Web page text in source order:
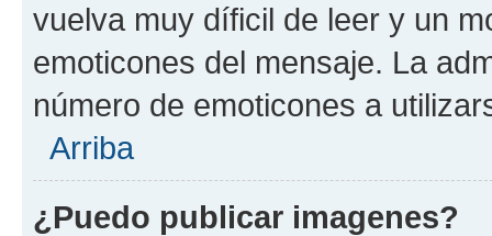
vuelva muy díficil de leer y un
emoticones del mensaje. La
número de emoticones a
Arriba
¿Puedo publicar imagenes?